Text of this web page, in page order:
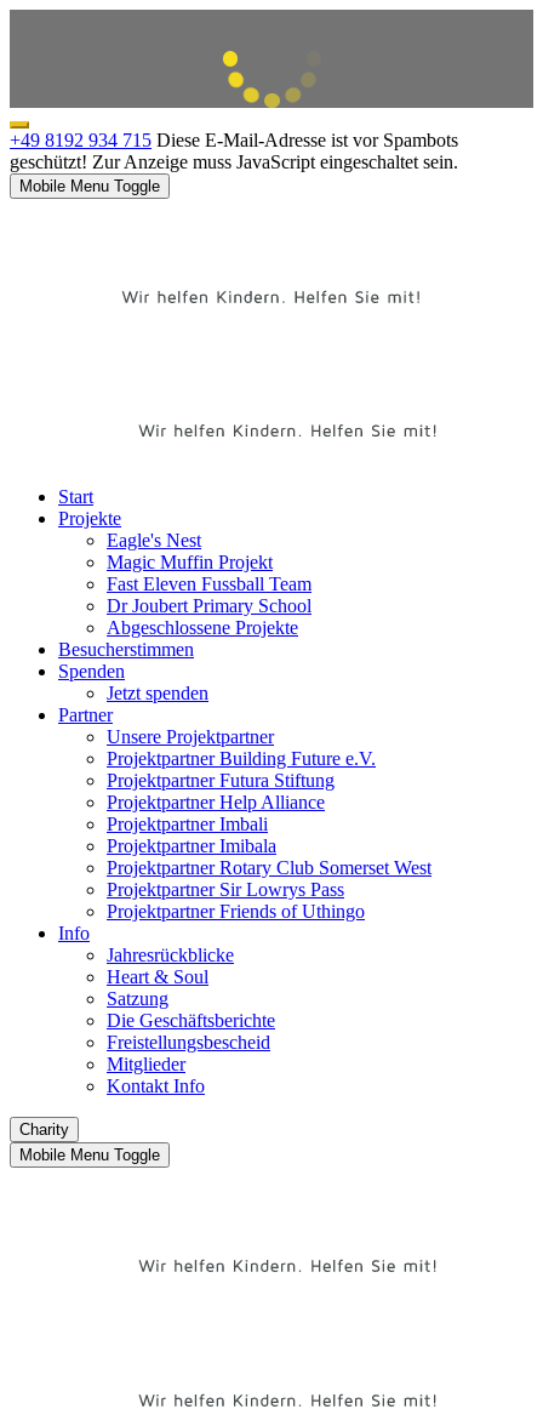
+49 8192 934 715 Diese E-Mail-Adresse ist vor Spambots
geschützt! Zur Anzeige muss JavaScript eingeschaltet sein.
Mobile Menu Toggle
Start
Projekte
Eagle's Nest
Magic Muffin Projekt
Fast Eleven Fussball Team
Dr Joubert Primary School
Abgeschlossene Projekte
Besucherstimmen
Spenden
Jetzt spenden
Partner
Unsere Projektpartner
Projektpartner Building Future e.V.
Projektpartner Futura Stiftung
Projektpartner Help Alliance
Projektpartner Imbali
Projektpartner Imibala
Projektpartner Rotary Club Somerset West
Projektpartner Sir Lowrys Pass
Projektpartner Friends of Uthingo
Info
Jahresrückblicke
Heart & Soul
Satzung
Die Geschäftsberichte
Freistellungsbescheid
Mitglieder
Kontakt Info
Charity
Mobile Menu Toggle